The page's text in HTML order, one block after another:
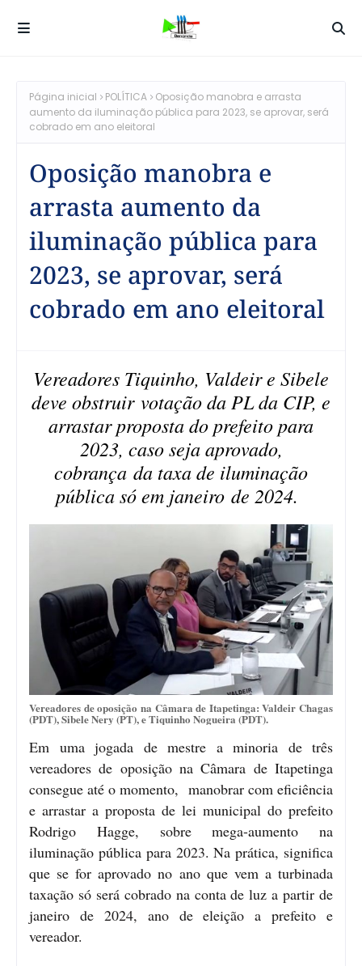
Página inicial POLÍTICA
Oposição manobra e arrasta
aumento da iluminação pública para 2023, se aprovar, será
cobrado em ano eleitoral
Oposição manobra e
arrasta aumento da
iluminação pública para
2023, se aprovar, será
cobrado em ano eleitoral
Vereadores Tiquinho, Valdeir e Sibele
deve obstruir votação da PL da CIP, e
arrastar proposta do prefeito para
2023, caso seja aprovado,
cobrança da taxa de iluminação
pública só em janeiro de 2024.
Vereadores de oposição na Câmara de Itapetinga: Valdeir Chagas
(PDT), Sibele Nery (PT), e Tiquinho Nogueira (PDT).
Em uma jogada de mestre a minoria de três
vereadores de oposição na Câmara de Itapetinga
consegue até o momento, manobrar com eficiência
e arrastar a proposta de lei municipal do prefeito
Rodrigo Hagge, sobre mega-aumento na
iluminação pública para 2023. Na prática, significa
que se for aprovado no ano que vem a turbinada
taxação só será cobrado na conta de luz a partir de
janeiro de 2024, ano de eleição a prefeito e
vereador.